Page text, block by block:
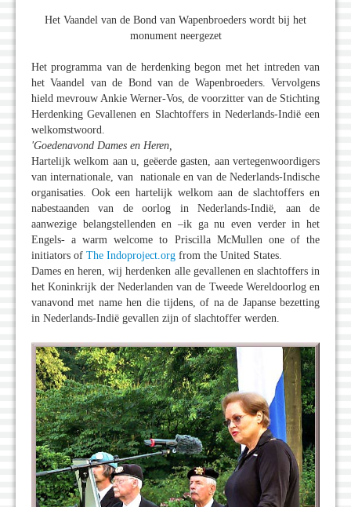
Het Vaandel van de Bond van Wapenbroeders wordt bij het
monument neergezet
Het programma van de herdenking begon met het intreden van
het Vaandel van de Bond van de Wapenbroeders. Vervolgens
hield mevrouw Ankie Werner-Vos, de voorzitter van de Stichting
Herdenking Gevallenen en Slachtoffers in Nederlands-Indië een
welkomstwoord.
'Goedenavond Dames en Heren,
Hartelijk welkom aan u, geëerde gasten, aan vertegenwoordigers
van internationale, van nationale en van de Nederlands-Indische
organisaties. Ook een hartelijk welkom aan de slachtoffers en
nabestaanden van de oorlog in Nederlands-Indië, aan de
aanwezige belangstellenden en –ik ga nu even verder in het
Engels- a warm welcome to Priscilla McMullen one of the
initiators of The Indoproject.org from the United States.
Dames en heren, wij herdenken alle gevallenen en slachtoffers in
het Koninkrijk der Nederlanden van de Tweede Wereldoorlog en
vanavond met name hen die tijdens, of na de Japanse bezetting
in Nederlands-Indië gevallen zijn of slachtoffer werden.